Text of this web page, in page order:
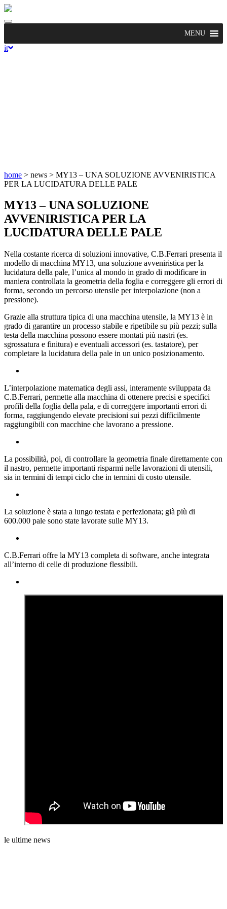
Toggle
MENU
it
home > news > MY13 – UNA SOLUZIONE AVVENIRISTICA
PER LA LUCIDATURA DELLE PALE
MY13 – UNA SOLUZIONE
AVVENIRISTICA PER LA
LUCIDATURA DELLE PALE
Nella costante ricerca di soluzioni innovative, C.B.Ferrari presenta il
modello di macchina MY13, una soluzione avveniristica per la
lucidatura della pale, l’unica al mondo in grado di modificare in
maniera controllata la geometria della foglia e correggere gli errori di
forma, secondo un percorso utensile per interpolazione (non a
pressione).
Grazie alla struttura tipica di una macchina utensile, la MY13 è in
grado di garantire un processo stabile e ripetibile su più pezzi; sulla
testa della macchina possono essere montati più nastri (es.
sgrossatura e finitura) e eventuali accessori (es. tastatore), per
completare la lucidatura della pale in un unico posizionamento.
L’interpolazione matematica degli assi, interamente sviluppata da
C.B.Ferrari, permette alla macchina di ottenere precisi e specifici
profili della foglia della pala, e di correggere importanti errori di
forma, raggiungendo elevate precisioni sui pezzi difficilmente
raggiungibili con macchine che lavorano a pressione.
La possibilità, poi, di controllare la geometria finale direttamente con
il nastro, permette importanti risparmi nelle lavorazioni di utensili,
sia in termini di tempi ciclo che in termini di costo utensile.
La soluzione è stata a lungo testata e perfezionata; già più di
600.000 pale sono state lavorate sulle MY13.
C.B.Ferrari offre la MY13 completa di software, anche integrata
all’interno di celle di produzione flessibili.
le ultime news